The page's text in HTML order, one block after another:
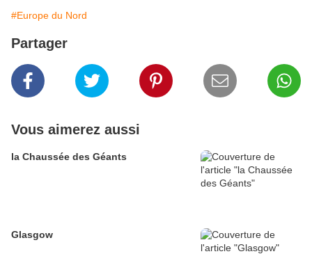
#Europe du Nord
Partager
Vous aimerez aussi
la Chaussée des Géants
Glasgow